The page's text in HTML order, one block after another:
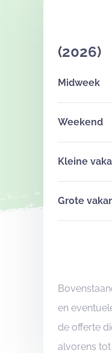
(2026)
Midweek
Weekend
Kleine
Grote
en
de offerte
alvorens